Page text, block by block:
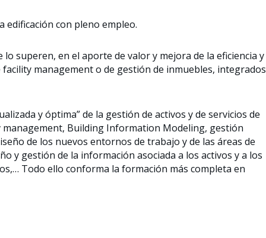
edificación con pleno empleo.
superen, en el aporte de valor y mejora de la eficiencia y
management o de gestión de inmuebles, integrados
y óptima” de la gestión de activos y de servicios de
management, Building Information Modeling, gestión
de los nuevos entornos de trabajo y de las áreas de
y gestión de la información asociada a los activos y a los
Todo ello conforma la formación más completa en